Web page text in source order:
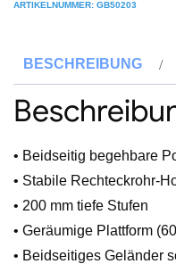
Federrollen
geriffelt
ARTIKELNUMMER: GB50203
BESCHREIBUNG
• Beidseitig begehbare
• Stabile Rechteckrohr-
• 200 mm tiefe Stufen
• Geräumige Plattform
• Beidseitiges Geländer